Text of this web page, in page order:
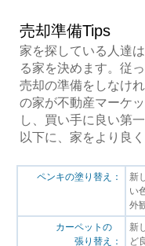
売却準備Tips
家を探している人達
る家を決めます。従
売却の準備をしなけ
の家が不動産マーケ
し、買い手に良い第
以下に、家をより良
ペンキの塗り替え：
新
い
外
カーペットの
張り替え：
新
ど